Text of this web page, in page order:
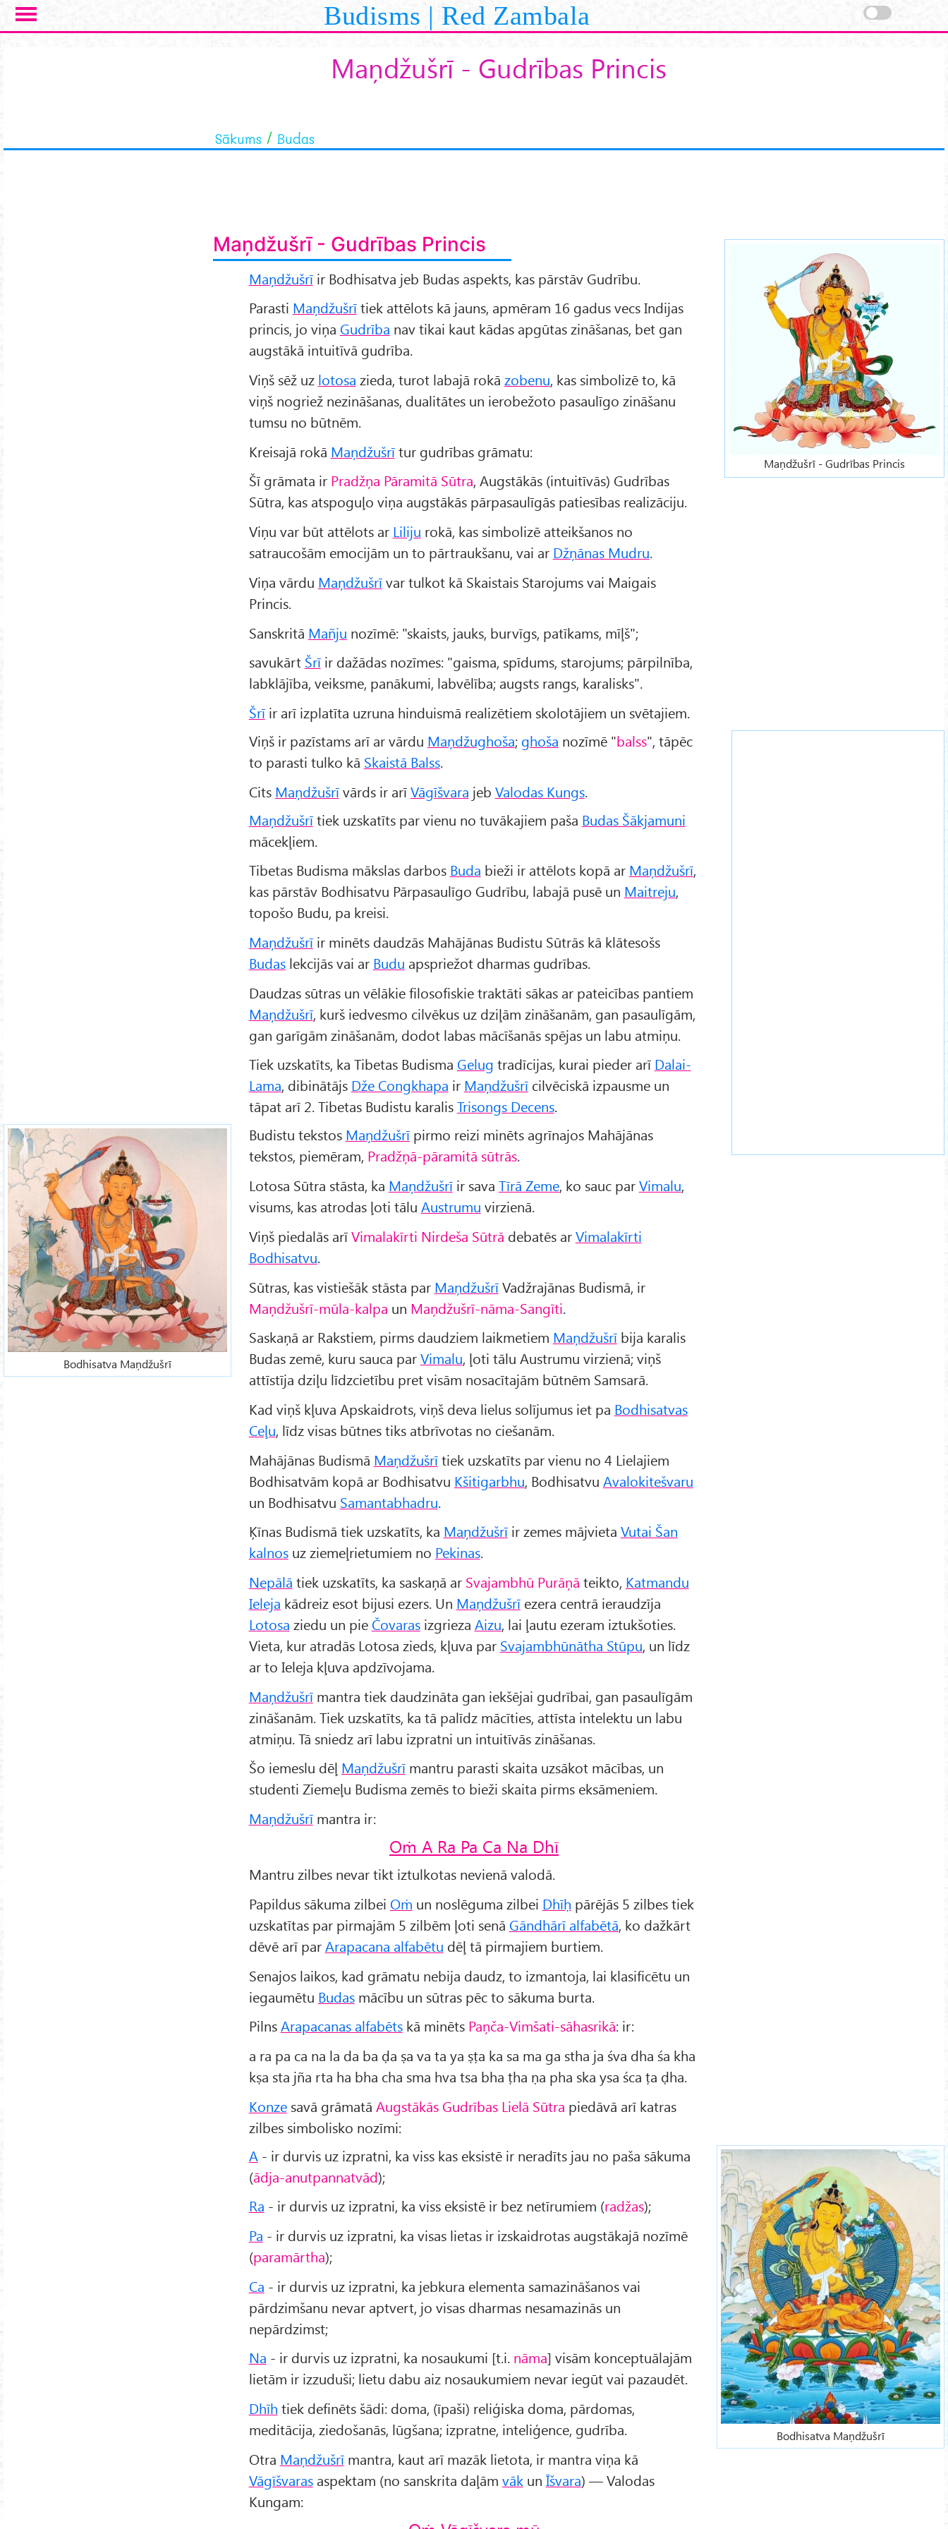
Skip to main content Budisms | Red Zambala
Maņdžušrī - Gudrības Princis
Sākums Budas
manjushri-10.jpg
Maņdžušrī - Gudrības Princis
Maņdžušrī - Gudrības Princis
Maņdžušrīir Bodhisatva jeb Budas aspekts, kas pārstāv Gudrību.
Parasti Maņdžušrītiek attēlots kā jauns, apmēram 16 gadus vecs Indijas
princis, jo viņa Gudrība nav tikai kaut kādas apgūtas zināšanas, bet gan
augstākā intuitīvā gudrība.
Viņš sēž uz lotosa zieda, turot labajā rokā zobenu, kas simbolizē to, kā
viņš nogriež nezināšanas, dualitātes un ierobežoto pasaulīgo zināšanu
tumsu no būtnēm.
Kreisajā rokā Maņdžušrītur gudrības grāmatu:
Šī grāmata ir Pradžņa Pāramitā Sūtra, Augstākās (intuitīvās) Gudrības
Sūtra, kas atspoguļo viņa augstākās pārpasaulīgās patiesības realizāciju.
Viņu var būt attēlots ar Liliju rokā, kas simbolizē atteikšanos no
satraucošām emocijām un to pārtraukšanu, vai ar Džņānas Mudru.
Viņa vārdu Maņdžušrīvar tulkot kā Skaistais Starojums vai Maigais
Princis.
Sanskritā Mañju nozīmē: "skaists, jauks, burvīgs, patīkams, mīļš";
savukārt Šrīir dažādas nozīmes: "gaisma, spīdums, starojums; pārpilnība,
labklājība, veiksme, panākumi, labvēlība; augsts rangs, karalisks".
Šrīir arī izplatīta uzruna hinduismā realizētiem skolotājiem un svētajiem.
Viņš ir pazīstams arī ar vārdu Maņdžughoša; ghoša nozīmē "balss", tāpēc
to parasti tulko kā Skaistā Balss.
Cits Maņdžušrīvārds ir arīVāgīšvara jeb Valodas Kungs.
Maņdžušrītiek uzskatīts par vienu no tuvākajiem paša Budas Šākjamuni
mācekļiem.
Tibetas Budisma mākslas darbos Buda bieži ir attēlots kopā ar Maņdžušrī,
kas pārstāv Bodhisatvu Pārpasaulīgo Gudrību, labajā pusē un Maitreju,
topošo Budu, pa kreisi.
Maņdžušrīir minēts daudzās Mahājānas Budistu Sūtrās kā klātesošs
Budaslekcijās vai ar Budu apspriežot dharmas gudrības.
Daudzas sūtras un vēlākie filosofiskie traktāti sākas ar pateicības pantiem
Maņdžušrī, kurš iedvesmo cilvēkus uz dziļām zināšanām, gan pasaulīgām,
gan garīgām zināšanām, dodot labas mācīšanās spējas un labu atmiņu.
Tiek uzskatīts, ka Tibetas Budisma Gelug tradīcijas, kurai pieder arī Dalai-
Lama, dibinātājs Dže Congkhapa ir Maņdžušrīcilvēciskā izpausme un
tāpat arī 2. Tibetas Budistu karalisTrisongs Decens.
Bodhisatva Maņdžušrī
Budistu tekstos Maņdžušrīpirmo reizi minēts agrīnajos Mahājānas
tekstos, piemēram, Pradžņā-pāramitā sūtrās.
Lotosa Sūtra stāsta, ka Maņdžušrīir sava Tīrā Zeme, ko sauc parVimalu,
visums, kas atrodas ļoti tālu Austrumu virzienā.
Viņš piedalās arīVimalakīrti Nirdeša Sūtrā debatēs arVimalakīrti
Bodhisatvu.
Sūtras, kas vistiešāk stāsta par MaņdžušrīVadžrajānas Budismā, ir
Maņdžušrī-mūla-kalpa un Maņdžušrī-nāma-Sangīti.
Saskaņā ar Rakstiem, pirms daudziem laikmetiem Maņdžušrībija karalis
Budas zemē, kuru sauca parVimalu, ļoti tālu Austrumu virzienā; viņš
attīstīja dziļu līdzcietību pret visām nosacītajām būtnēm Samsarā.
Kad viņš kļuva Apskaidrots, viņš deva lielus solījumus iet pa Bodhisatvas
Ceļu, līdz visas būtnes tiks atbrīvotas no ciešanām.
Mahājānas Budismā Maņdžušrītiek uzskatīts par vienu no 4 Lielajiem
Bodhisatvām kopā ar Bodhisatvu Kšitigarbhu, Bodhisatvu Avalokitešvaru
un Bodhisatvu Samantabhadru.
Ķīnas Budismā tiek uzskatīts, ka Maņdžušrīir zemes mājvieta Vutai Šan
kalnosuz ziemeļrietumiem no Pekinas.
Nepālā tiek uzskatīts, ka saskaņā ar Svajambhū Purāņā teikto, Katmandu
Ieleja kādreiz esot bijusi ezers. Un Maņdžušrīezera centrā ieraudzīja
Lotosa ziedu un pie Čovarasizgrieza Aizu, lai ļautu ezeram iztukšoties.
Vieta, kur atradās Lotosa zieds, kļuva par Svajambhūnātha Stūpu, un līdz
ar to Ieleja kļuva apdzīvojama.
Maņdžušrīmantra tiek daudzināta gan iekšējai gudrībai, gan pasaulīgām
zināšanām. Tiek uzskatīts, ka tā palīdz mācīties, attīsta intelektu un labu
atmiņu. Tā sniedz arī labu izpratni un intuitīvās zināšanas.
Šo iemeslu dēļ Maņdžušrīmantru parasti skaita uzsākot mācības, un
studenti Ziemeļu Budisma zemēs to bieži skaita pirms eksāmeniem.
Maņdžušrīmantra ir:
Oṁ A Ra Pa Ca Na Dhī
Mantru zilbes nevar tikt iztulkotas nevienā valodā.
Papildus sākuma zilbei Oṁ un noslēguma zilbei Dhīḥ pārējās 5 zilbes tiek
uzskatītas par pirmajām 5 zilbēm ļoti senā Gāndhārī alfabētā, ko dažkārt
dēvē arī parArapacana alfabētu dēļ tā pirmajiem burtiem.
Senajos laikos, kad grāmatu nebija daudz, to izmantoja, lai klasificētu un
iegaumētu Budasmācību un sūtras pēc to sākuma burta.
PilnsArapacanas alfabētskā minēts Paņča-Vimšati-sāhasrikā: ir:
a ra pa ca na la da ba ḍa ṣa va ta ya ṣṭa ka sa ma ga stha ja śva dha śa kha
kṣa sta jña rta ha bha cha sma hva tsa bha ṭha ṇa pha ska ysa śca ṭa ḍha.
Konzesavā grāmatā Augstākās Gudrības Lielā Sūtra piedāvā arī katras
zilbes simbolisko nozīmi:
Bodhisatva Maņdžušrī
A- ir durvis uz izpratni, ka viss kas eksistē ir neradīts jau no paša sākuma
(ādja-anutpannatvād);
Ra - ir durvis uz izpratni, ka viss eksistē ir bez netīrumiem (radžas);
Pa - ir durvis uz izpratni, ka visas lietas ir izskaidrotas augstākajā nozīmē
(paramārtha);
Ca - ir durvis uz izpratni, ka jebkura elementa samazināšanos vai
pārdzimšanu nevar aptvert, jo visas dharmas nesamazinās un
nepārdzimst;
Na - ir durvis uz izpratni, ka nosaukumi [t.i. nāma] visām konceptuālajām
lietām ir izzuduši; lietu dabu aiz nosaukumiem nevar iegūt vai pazaudēt.
Dhīh tiek definēts šādi: doma, (īpaši) reliģiska doma, pārdomas,
meditācija, ziedošanās, lūgšana; izpratne, inteliģence, gudrība.
Otra Maņdžušrīmantra, kaut arī mazāk lietota, ir mantra viņa kā
Vāgīšvarasaspektam (no sanskrita daļām vākun Īšvara) — Valodas
Kungam: